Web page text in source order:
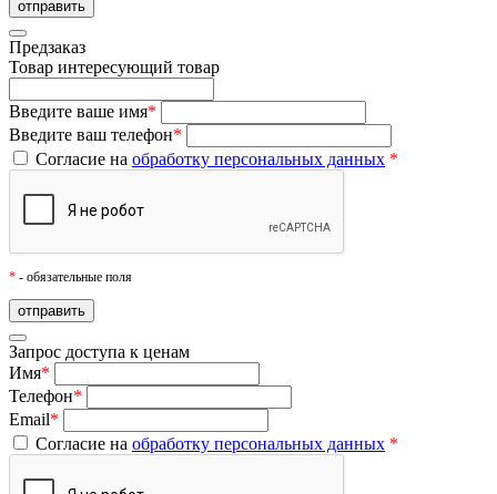
Предзаказ
Товар интересующий товар
Введите ваше имя*
Введите ваш телефон*
Согласие на обработку персональных данных *
* - обязательные поля
Запрос доступа к ценам
Имя*
Телефон*
Email*
Согласие на обработку персональных данных *